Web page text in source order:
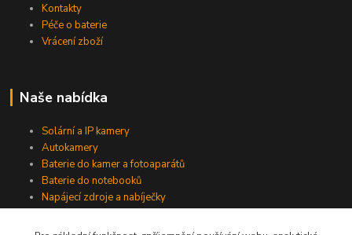
Kontakty
Péče o baterie
Vrácení zboží
Naše nabídka
Solární a IP kamery
Autokamery
Baterie do kamer a fotoaparátů
Baterie do notebooků
Napájecí zdroje a nabíječky